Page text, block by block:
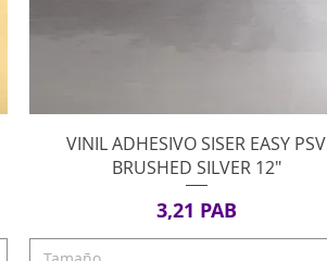
Vista rápida
VINIL ADHESIVO SISER EASY PSV
BRUSHED SILVER 12"
Precio
3,21 PAB